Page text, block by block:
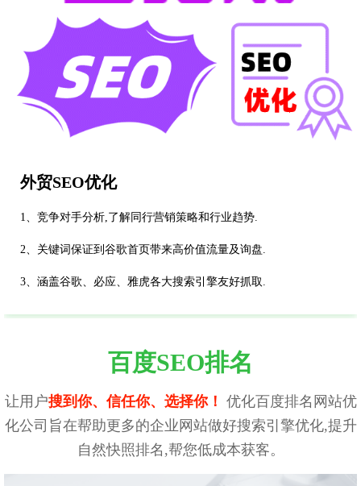
外贸SEO优化
1、竞争对手分析,了解同行营销策略和行业趋势.
2、关键词保证到谷歌首页带来高价值流量及询盘.
3、涵盖谷歌、必应、雅虎各大搜索引擎友好抓取.
百度SEO排名
让用户搜到你、信任你、选择你！ 优化百度排名网站优
化公司旨在帮助更多的企业网站做好搜索引擎优化,提升
自然快照排名,帮您低成本获客。